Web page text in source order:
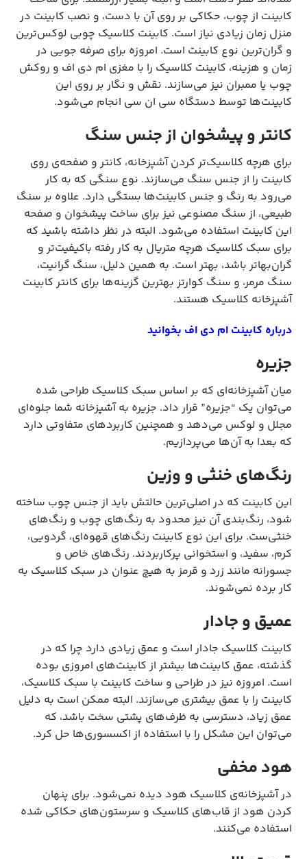
کابینت از چوب، حکاکی بر روی آن با دست، و نصب کابینت در
منزل زمان زیادی نیاز است. کابینت کلاسیک چوبی لوکس‌ترین
و گران‌ترین نوع کابینت است. امروزه برای صرفه جویی در
زمان و هزینه، کابینت کلاسیک را با مغزی ام دی اف و روکش
چوب یا ممبران نیز می‌سازند. نقش و نگار بر روی این
کابینت‌ها توسط دستگاه سی ان سی انجام می‌شود.
کانتر و پیشخوان از جنس سنگ
برای هرچه کلاسیک‌تر کردن آشپزخانه، کانتر و صفحه‌ی روی
کابینت را از جنس سنگ می‌سازند. نوع سنگی که به کار
می‌رود به رنگ و جنس کابینت‌ها بستگی دارد. علاوه بر سنگ
طبیعی، از سنگ مصنوعی نیز برای ساخت پیشخوان و صفحه
این کابینت استفاده می‌شود. البته در نظر داشته باشید که
برای سبک کلاسیک هرچه متریال به کار رفته باکیفیت‌تر و
گران‌بها‌تر باشد، بهتر است. به همین دلیل، سنگ گرانیت،
سنگ مرمر، و سنگ کوارتز بهترین گزینه‌ها برای کانتر کابینت
آشپزخانه کلاسیک هستند.
درباره کابینت ام دی اف بخوانید
جزیره
میان آشپزخانه‌ای که بر اساس سبک کلاسیک طراحی شده
می‌توان یک “جزیره” قرار داد. جزیره به آشپزخانه شما جلوه‌ای
مجلل و لوکس می‌دهد و همچنین کاربردهای متفاوتی دارد
که بعدا به آن‌ها می‌پردازیم.
رنگ‌های خنثی و وزین
این کابینت که در اصلی‌ترین حالتش باید از جنس چوب ساخته
شود، رنگ‌بندی آن نیز محدود به رنگ‌های چوب و رنگ‌های
خنثی‌ست. برای این نوع کابینت رنگ‌های قهوه‌ای، گردویی،
کرم، سفید، و استخوانی پرکاربردند. رنگ‌های خاص و
جسورانه مانند زرد و قرمز به هیچ عنوان در سبک کلاسیک به
کار برده نمی‌شوند.
عمیق و جادار
کابینت کلاسیک جادار است و عمق زیادی دارد چرا که در
گذشته، عمق کابینت‌ها بیشتر از کابینت‌های امروزی بوده
است. امروزه نیز در طراحی و ساخت کابینت با سبک کلاسیک،
کابینت را با عمق بیشتری می‌سازند. البته ممکن است به دلیل
عمق زیاد، دسترسی به ظرف‌های پشتی سخت باشد، که
می‌توان این مشکل را با استفاده از اکسسوری‌ها حل کرد.
هود مخفی
در آشپزخانه‌ی کلاسیک هود دیده نمی‌شود. برای پنهان
کردن هود از قاب‌های کلاسیک و سرستون‌های حکاکی شده
استفاده می‌کنند.